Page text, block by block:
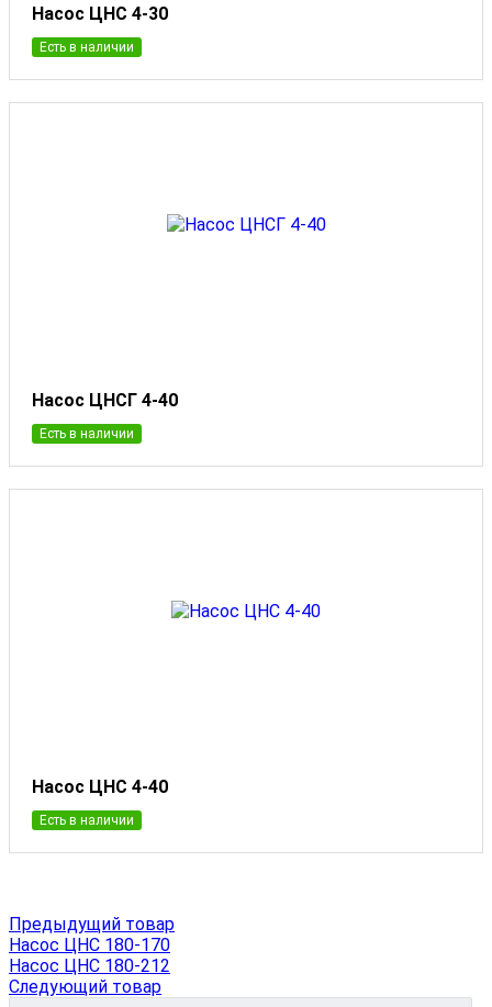
Насос ЦНС 4-30
Есть в наличии
Насос ЦНСГ 4-40
Есть в наличии
Насос ЦНС 4-40
Есть в наличии
Предыдущий товар
Насос ЦНС 180-170
Насос ЦНС 180-212
Следующий товар